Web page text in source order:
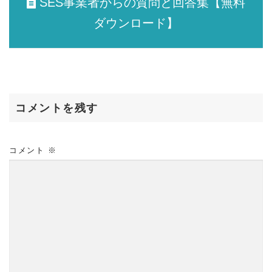
ダウンロード】
コメントを残す
コメント ※